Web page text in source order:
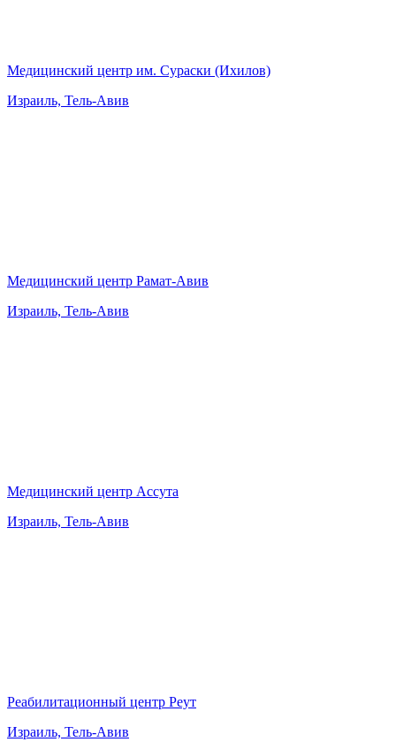
Медицинский центр им. Сураски (Ихилов)
Израиль, Тель-Авив
Медицинский центр Рамат-Авив
Израиль, Тель-Авив
Медицинский центр Ассута
Израиль, Тель-Авив
Реабилитационный центр Реут
Израиль, Тель-Авив